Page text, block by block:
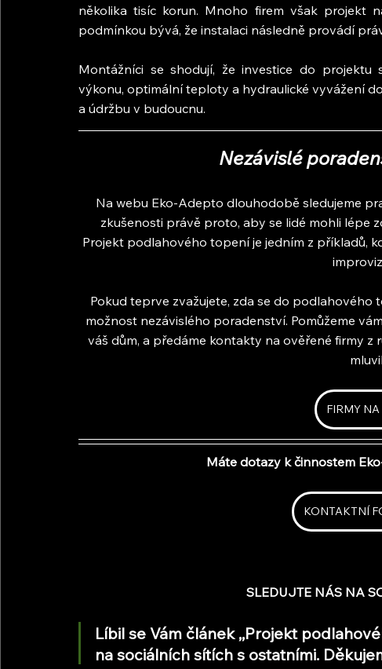
několika tisíc korun. Mnoho firem však projekt
podmínkou bývá, že instalaci následně provádí
Montážníci se shodují, že investice do
výkonu, optimální teploty a hydraulické vyvážení
a údržbu v budoucnu.
Nezávislé
Na webu Eko-Adepto dlouhodobě sledujeme
zkušenosti právě proto, aby se lidé mohli lépe
Projekt podlahového topení je jedním z příkladů,
Pokud teprve zvažujete, zda se do
možnost nezávislého poradenství. Pomůžeme
váš dům, a předáme kontakty na ověřené firmy
FIRMY NA
Máte dotazy k činnostem
KONTAKTNÍ
SLEDUJTE NÁS NA
Líbil se Vám článek ,,Projekt
na sociálních sítích s ostatními.